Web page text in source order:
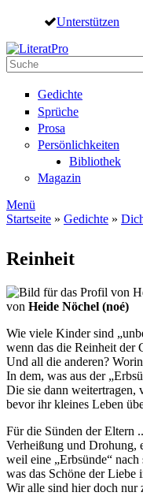
Direkt zum Inhalt
Unterstützen
Suche
Gedichte
Sprüche
Prosa
Persönlichkeiten
Bibliothek
Magazin
Menü
Startseite » Gedichte »
Reinheit
von Heide Nöchel (noé)
Wie viele Kinder sind
wenn das die Reinheit der
Und all die anderen?
In dem, was aus der
Die sie dann weitertragen,
bevor ihr kleines Leben
Für die Sünden der Eltern
Verheißung und Drohung,
weil eine „Erbsünde“ nach
was das Schöne der
Wir alle sind hier doch nur